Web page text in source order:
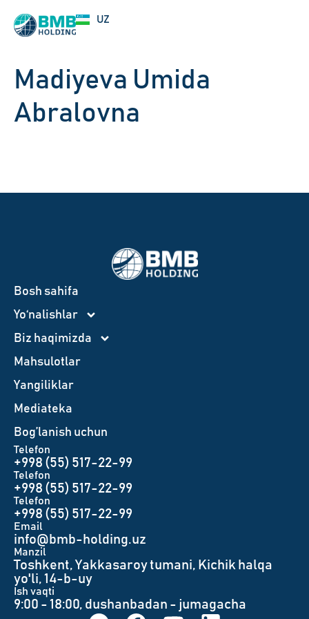
UZ
RU
Madiyeva Umida
Abralovna
Bosh sahifa
Yo‘nalishlar
Biz haqimizda
Mahsulotlar
Yangiliklar
Mediateka
Bog’lanish uchun
Telefon
+998 (55) 517-22-99
Telefon
+998 (55) 517-22-99
Telefon
+998 (55) 517-22-99
Email
info@bmb-holding.uz​
Manzil
Toshkent, Yakkasaroy tumani, Kichik halqa
yo'li, 14-b-uy
Ish vaqti
9:00 - 18:00, dushanbadan - jumagacha